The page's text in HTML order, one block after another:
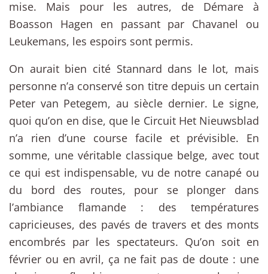
mise. Mais pour les autres, de Démare à
Boasson Hagen en passant par Chavanel ou
Leukemans, les espoirs sont permis.
On aurait bien cité Stannard dans le lot, mais
personne n’a conservé son titre depuis un certain
Peter van Petegem, au siècle dernier. Le signe,
quoi qu’on en dise, que le Circuit Het Nieuwsblad
n’a rien d’une course facile et prévisible. En
somme, une véritable classique belge, avec tout
ce qui est indispensable, vu de notre canapé ou
du bord des routes, pour se plonger dans
l’ambiance flamande : des températures
capricieuses, des pavés de travers et des monts
encombrés par les spectateurs. Qu’on soit en
février ou en avril, ça ne fait pas de doute : une